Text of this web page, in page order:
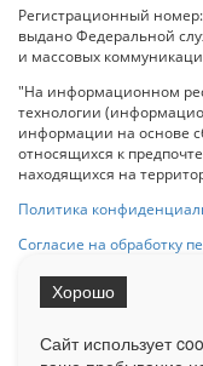
Регистрационный
выдано Федеральной
и массовых
"На информационном
технологии
информации на основе
относящихся к
находящихся на
Политика
Согласие на обработку
При использовании
на Сетевое издание
Сайт использует
Хорошо